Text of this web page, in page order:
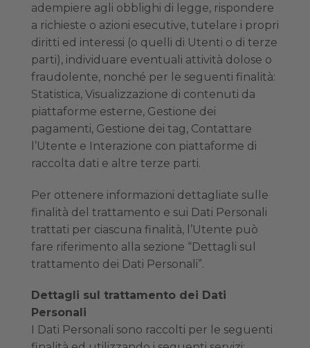
adempiere agli obblighi di legge, rispondere
a richieste o azioni esecutive, tutelare i propri
diritti ed interessi (o quelli di Utenti o di terze
parti), individuare eventuali attività dolose o
fraudolente, nonché per le seguenti finalità:
Statistica, Visualizzazione di contenuti da
piattaforme esterne, Gestione dei
pagamenti, Gestione dei tag, Contattare
l’Utente e Interazione con piattaforme di
raccolta dati e altre terze parti.
Per ottenere informazioni dettagliate sulle
finalità del trattamento e sui Dati Personali
trattati per ciascuna finalità, l’Utente può
fare riferimento alla sezione “Dettagli sul
trattamento dei Dati Personali”.
Dettagli sul trattamento dei Dati
Personali
I Dati Personali sono raccolti per le seguenti